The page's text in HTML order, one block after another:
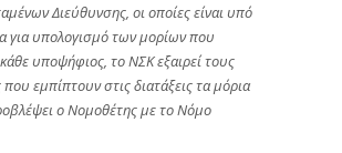
Διεύθυνσης, οι οποίες είναι υπό
για υπολογισμό των μορίων που
υποψήφιος, το ΝΣΚ εξαιρεί τους
εμπίπτουν στις διατάξεις τα μόρια
ο Νομοθέτης με το Νόμο